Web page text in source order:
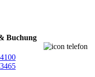
Buchung